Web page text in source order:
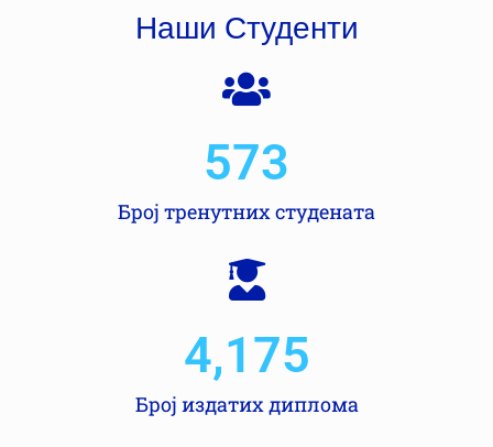
Наши Студенти
Број тренутних студената
573
Број издатих диплома
4,175